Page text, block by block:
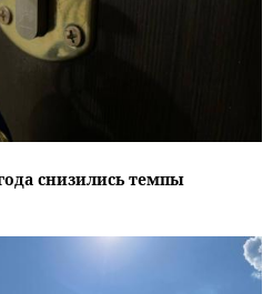
снизились темпы